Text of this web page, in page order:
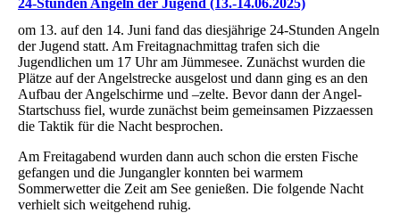
24-Stunden Angeln der Jugend (13.-14.06.2025)
om 13. auf den 14. Juni fand das diesjährige 24-Stunden Angeln
der Jugend statt. Am Freitagnachmittag trafen sich die
Jugendlichen um 17 Uhr am Jümmesee. Zunächst wurden die
Plätze auf der Angelstrecke ausgelost und dann ging es an den
Aufbau der Angelschirme und –zelte. Bevor dann der Angel-
Startschuss fiel, wurde zunächst beim gemeinsamen Pizzaessen
die Taktik für die Nacht besprochen.
Am Freitagabend wurden dann auch schon die ersten Fische
gefangen und die Jungangler konnten bei warmem
Sommerwetter die Zeit am See genießen. Die folgende Nacht
verhielt sich weitgehend ruhig.